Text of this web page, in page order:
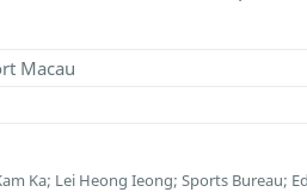
Macau
Ka; Lei Heong Ieong; Sports Bureau;